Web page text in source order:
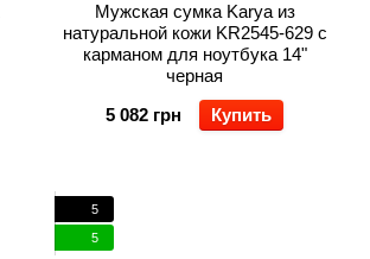
Мужская сумка Karya из
натуральной кожи KR2545-629 с
карманом для ноутбука 14"
черная
5 082 грн
Купить
5
5